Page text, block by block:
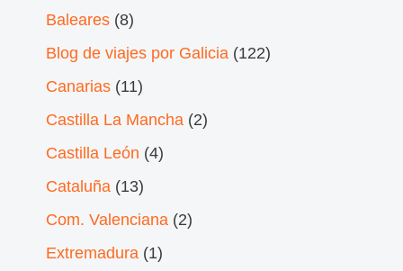
Baleares (8)
Blog de viajes por Galicia (122)
Canarias (11)
Castilla La Mancha (2)
Castilla León (4)
Cataluña (13)
Com. Valenciana (2)
Extremadura (1)